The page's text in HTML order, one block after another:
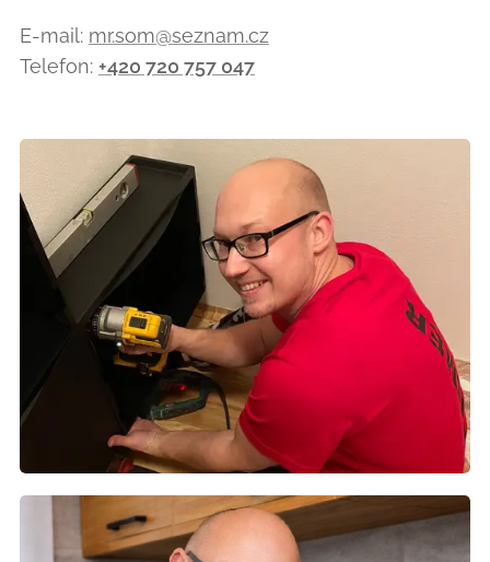
E-mail: mr.som@seznam.cz
Telefon: +420 720 757 047